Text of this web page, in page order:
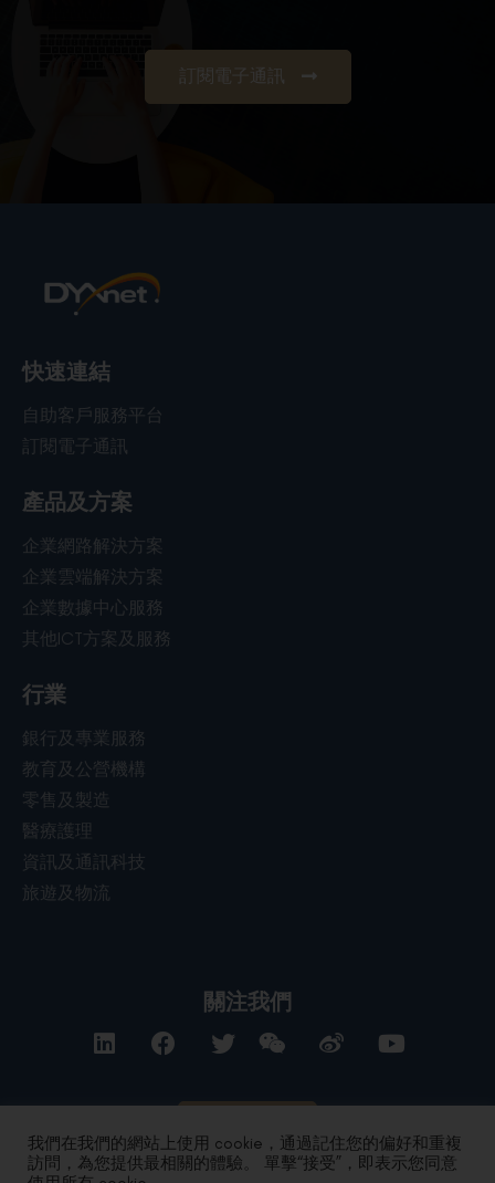
訂閱電子通訊
快速連結
自助客戶服務平台
訂閱電子通訊
產品及方案
企業網路解決方案
企業雲端解決方案
企業數據中心服務
其他ICT方案及服務
行業
銀行及專業服務
教育及公營機構
零售及製造
醫療護理
資訊及通訊科技
旅遊及物流
關注我們
我們在我們的網站上使用 cookie，通過記住您的偏好和重複
訪問，為您提供最相關的體驗。 單擊“接受”，即表示您同意